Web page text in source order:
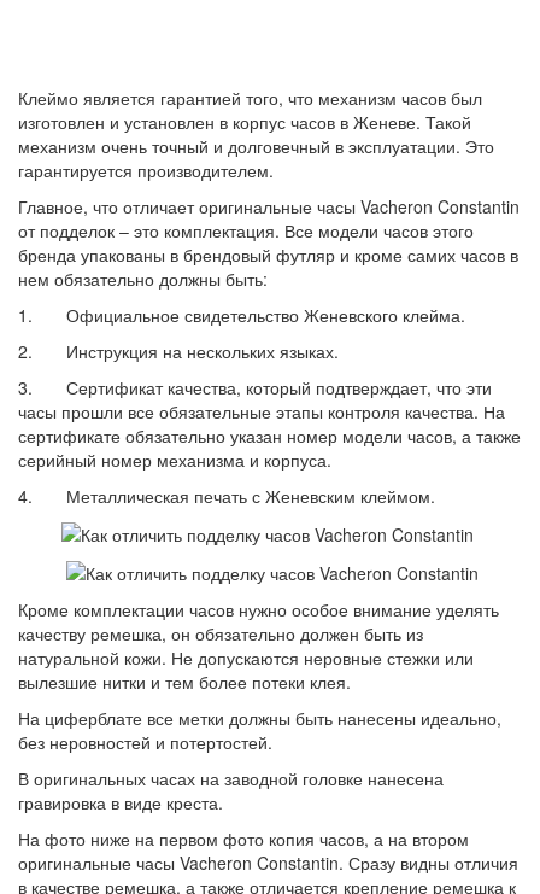
Клеймо является гарантией того, что механизм часов был
изготовлен и установлен в корпус часов в Женеве. Такой
механизм очень точный и долговечный в эксплуатации. Это
гарантируется производителем.
Главное, что отличает оригинальные часы Vacheron Constantin
от подделок – это комплектация. Все модели часов этого
бренда упакованы в брендовый футляр и кроме самих часов в
нем обязательно должны быть:
1. Официальное свидетельство Женевского клейма.
2. Инструкция на нескольких языках.
3. Сертификат качества, который подтверждает, что эти
часы прошли все обязательные этапы контроля качества. На
сертификате обязательно указан номер модели часов, а также
серийный номер механизма и корпуса.
4. Металлическая печать с Женевским клеймом.
Кроме комплектации часов нужно особое внимание уделять
качеству ремешка, он обязательно должен быть из
натуральной кожи. Не допускаются неровные стежки или
вылезшие нитки и тем более потеки клея.
На циферблате все метки должны быть нанесены идеально,
без неровностей и потертостей.
В оригинальных часах на заводной головке нанесена
гравировка в виде креста.
На фото ниже на первом фото копия часов, а на втором
оригинальные часы Vacheron Constantin. Сразу видны отличия
в качестве ремешка, а также отличается крепление ремешка к